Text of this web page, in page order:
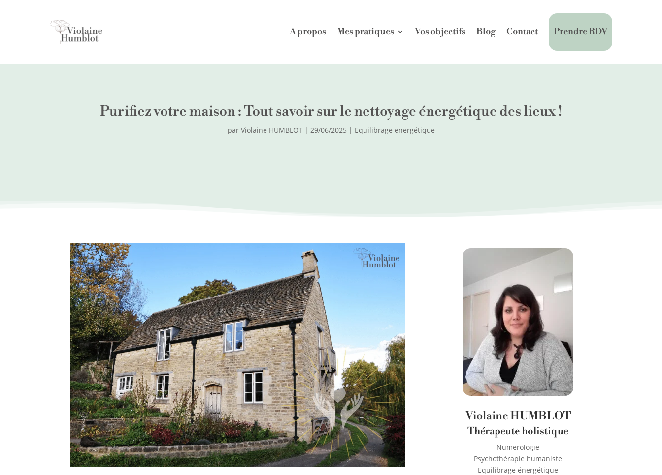
A propos Mes pratiques Vos objectifs Blog Contact Prendre RDV
Purifiez votre maison : Tout savoir sur le nettoyage énergétique des lieux !
par Violaine HUMBLOT| 29/06/2025 | Equilibrage énergétique
Violaine HUMBLOT
Thérapeute holistique
Numérologie
Psychothérapie humaniste
Equilibrage énergétique